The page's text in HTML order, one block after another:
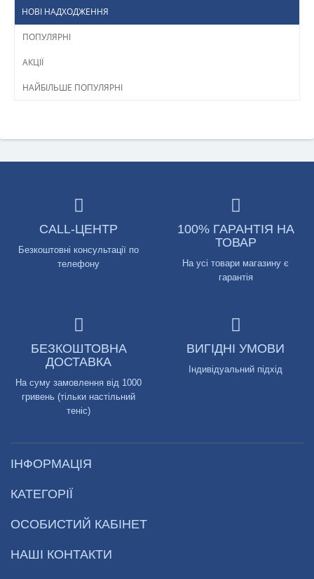
НОВІ НАДХОДЖЕННЯ
ПОПУЛЯРНІ
АКЦІЇ
НАЙБІЛЬШЕ ПОПУЛЯРНІ
CALL-ЦЕНТР
Безкоштовні консультації по
телефону
100% ГАРАНТІЯ НА
ТОВАР
На усі товари магазину є
гарантія
БЕЗКОШТОВНА
ДОСТАВКА
На суму замовлення від 1000
гривень (тільки настільний
теніс)
ВИГІДНІ УМОВИ
Індивідуальний підхід
ІНФОРМАЦІЯ
КАТЕГОРІЇ
ОСОБИСТИЙ КАБІНЕТ
НАШІ КОНТАКТИ